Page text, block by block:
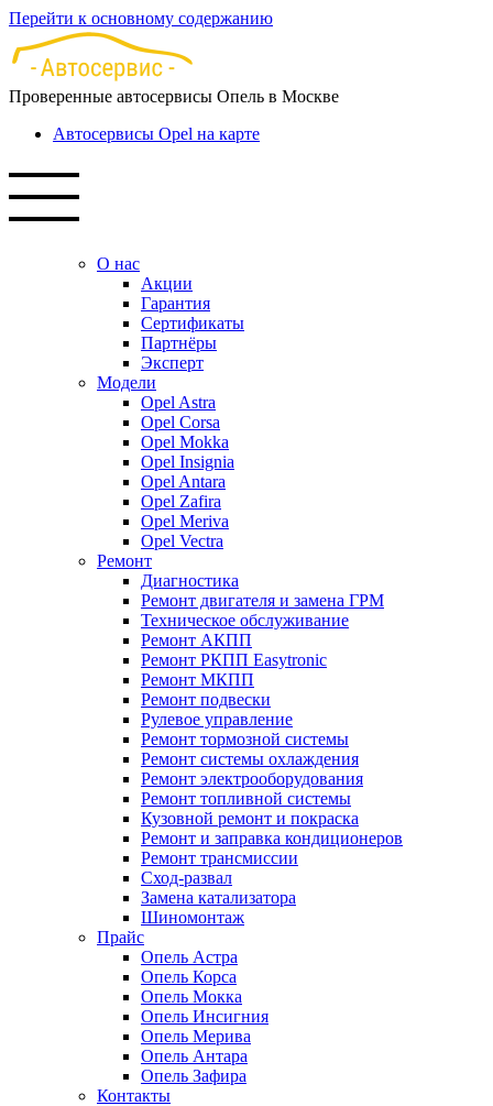
Перейти к основному содержанию
Проверенные автосервисы Опель в Москве
Автосервисы Opel на карте
О нас
Акции
Гарантия
Сертификаты
Партнёры
Эксперт
Модели
Opel Astra
Opel Corsa
Opel Mokka
Opel Insignia
Opel Antara
Opel Zafira
Opel Meriva
Opel Vectra
Ремонт
Диагностика
Ремонт двигателя и замена ГРМ
Техническое обслуживание
Ремонт АКПП
Ремонт РКПП Easytronic
Ремонт МКПП
Ремонт подвески
Рулевое управление
Ремонт тормозной системы
Ремонт системы охлаждения
Ремонт электрооборудования
Ремонт топливной системы
Кузовной ремонт и покраска
Ремонт и заправка кондиционеров
Ремонт трансмиссии
Сход-развал
Замена катализатора
Шиномонтаж
Прайс
Опель Астра
Опель Корса
Опель Мокка
Опель Инсигния
Опель Мерива
Опель Антара
Опель Зафира
Контакты